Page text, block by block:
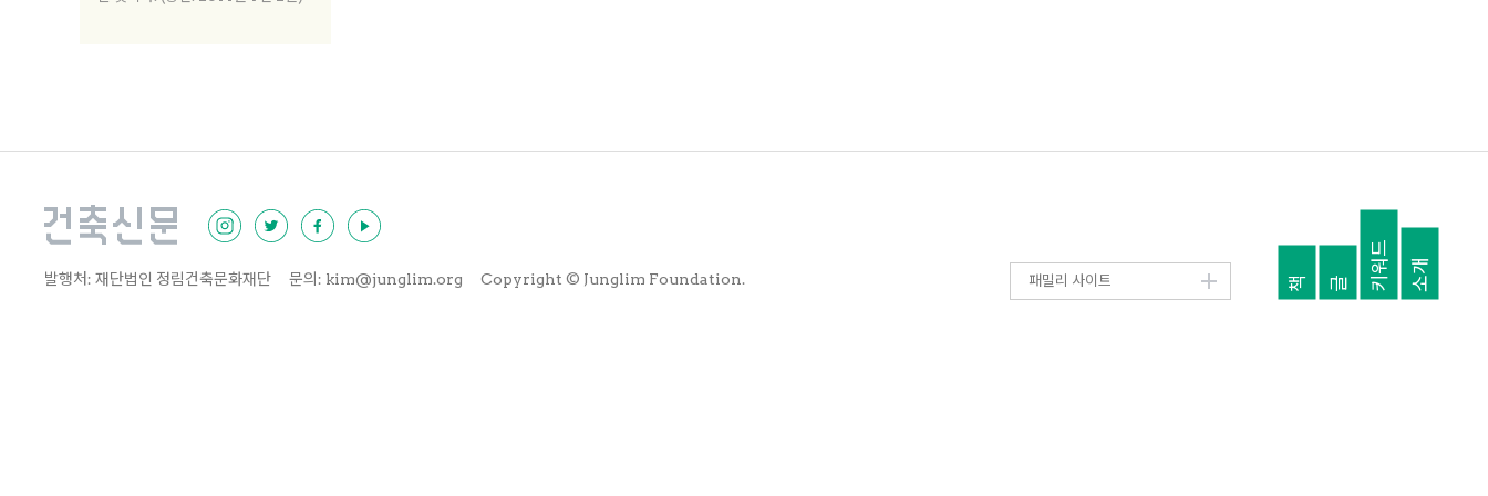
발행처: 재단법인 정림건축문화재단 문의: kim@junglim.org Copyright © Junglim Foundation. 책 글 키워드 소개
패밀리 사이트